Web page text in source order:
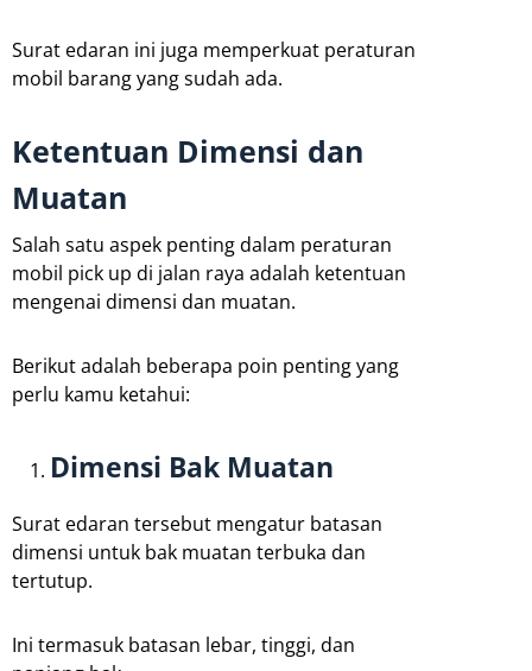
Surat edaran ini juga memperkuat peraturan
mobil barang yang sudah ada.
Ketentuan Dimensi dan
Muatan
Salah satu aspek penting dalam peraturan
mobil pick up di jalan raya adalah ketentuan
mengenai dimensi dan muatan.
Berikut adalah beberapa poin penting yang
perlu kamu ketahui:
Dimensi Bak Muatan
Surat edaran tersebut mengatur batasan
dimensi untuk bak muatan terbuka dan
tertutup.
Ini termasuk batasan lebar, tinggi, dan